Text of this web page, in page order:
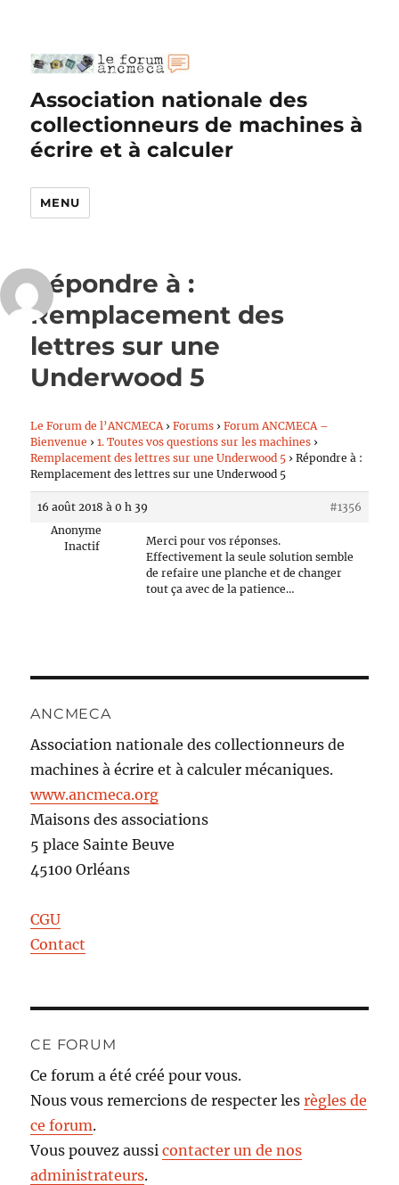
Association nationale des
collectionneurs de machines à
écrire et à calculer
MENU
Répondre à :
Remplacement des
lettres sur une
Underwood 5
Le Forum de l’ANCMECA › Forums › Forum ANCMECA –
Bienvenue › 1. Toutes vos questions sur les machines ›
Remplacement des lettres sur une Underwood 5 › Répondre à :
Remplacement des lettres sur une Underwood 5
16 août 2018 à 0 h 39
#1356
Anonyme
Inactif
Merci pour vos réponses.
Effectivement la seule solution semble
de refaire une planche et de changer
tout ça avec de la patience…
ANCMECA
Association nationale des collectionneurs de
machines à écrire et à calculer mécaniques.
www.ancmeca.org
Maisons des associations
5 place Sainte Beuve
45100 Orléans
CGU
Contact
CE FORUM
Ce forum a été créé pour vous.
Nous vous remercions de respecter lesrègles de
ce forum.
Vous pouvez aussicontacter un de nos
administrateurs.